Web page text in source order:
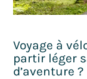
Voyage à
partir léger
d’aventure ?